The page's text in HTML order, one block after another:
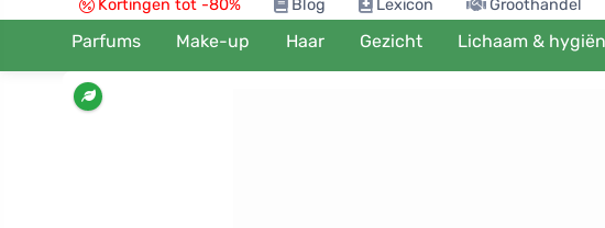
Kortingen tot -80% Blog Lexicon Groothandel
Parfums Make-up Haar Gezicht Lichaam &